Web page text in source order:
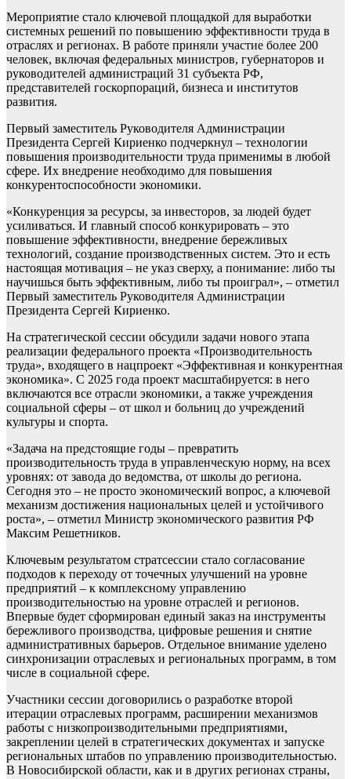
Мероприятие стало ключевой площадкой для выработки
системных решений по повышению эффективности труда в
отраслях и регионах. В работе приняли участие более 200
человек, включая федеральных министров, губернаторов и
руководителей администраций 31 субъекта РФ,
представителей госкорпораций, бизнеса и институтов
развития.
Первый заместитель Руководителя Администрации
Президента Сергей Кириенко подчеркнул – технологии
повышения производительности труда применимы в любой
сфере. Их внедрение необходимо для повышения
конкурентоспособности экономики.
«Конкуренция за ресурсы, за инвесторов, за людей будет
усиливаться. И главный способ конкурировать – это
повышение эффективности, внедрение бережливых
технологий, создание производственных систем. Это и есть
настоящая мотивация – не указ сверху, а понимание: либо ты
научишься быть эффективным, либо ты проиграл», – отметил
Первый заместитель Руководителя Администрации
Президента Сергей Кириенко.
На стратегической сессии обсудили задачи нового этапа
реализации федерального проекта «Производительность
труда», входящего в нацпроект «Эффективная и конкурентная
экономика». С 2025 года проект масштабируется: в него
включаются все отрасли экономики, а также учреждения
социальной сферы – от школ и больниц до учреждений
культуры и спорта.
«Задача на предстоящие годы – превратить
производительность труда в управленческую норму, на всех
уровнях: от завода до ведомства, от школы до региона.
Сегодня это – не просто экономический вопрос, а ключевой
механизм достижения национальных целей и устойчивого
роста», – отметил Министр экономического развития РФ
Максим Решетников.
Ключевым результатом стратсессии стало согласование
подходов к переходу от точечных улучшений на уровне
предприятий – к комплексному управлению
производительностью на уровне отраслей и регионов.
Впервые будет сформирован единый заказ на инструменты
бережливого производства, цифровые решения и снятие
административных барьеров. Отдельное внимание уделено
синхронизации отраслевых и региональных программ, в том
числе в социальной сфере.
Участники сессии договорились о разработке второй
итерации отраслевых программ, расширении механизмов
работы с низкопроизводительными предприятиями,
закреплении целей в стратегических документах и запуске
региональных штабов по управлению производительностью.
В Новосибирской области, как и в других регионах страны,